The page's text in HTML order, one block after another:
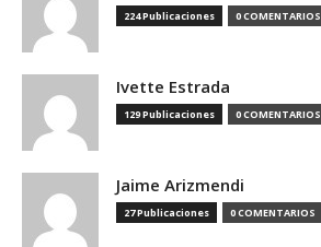
224 Publicaciones 0 COMENTARIOS
Ivette Estrada
129 Publicaciones 0 COMENTARIOS
Jaime Arizmendi
27 Publicaciones 0 COMENTARIOS